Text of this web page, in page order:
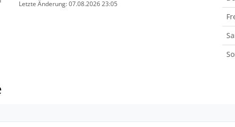
Letzte Änderung: 07.08.2026 23:05